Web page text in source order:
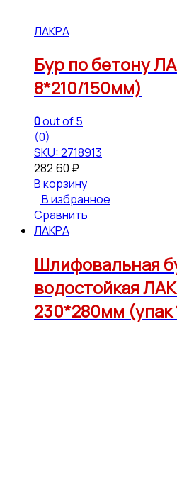
ЛАКРА
Бур по бетону
8*210/150мм)
0out of 5
(0)
SKU: 2718913
282.60 ₽
В корзину
В избранное
Сравнить
ЛАКРА
Шлифовальная
водостойкая
230*280мм